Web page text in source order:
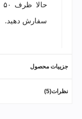
سفارش دهید.
جزییات محصول
نظرات(5)